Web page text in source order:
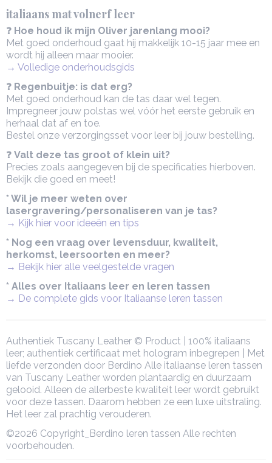
italiaans mat volnerf leer
❓ Hoe houd ik mijn Oliver jarenlang mooi?
Met goed onderhoud gaat hij makkelijk 10-15 jaar mee en
wordt hij alleen maar mooier.
→ Volledige onderhoudsgids
❓ Regenbuitje: is dat erg?
Met goed onderhoud kan de tas daar wel tegen.
Impregneer jouw polstas wel vóór het eerste gebruik en
herhaal dat af en toe.
Bestel onze verzorgingsset voor leer bij jouw bestelling.
❓ Valt deze tas groot of klein uit?
Precies zoals aangegeven bij de specificaties hierboven.
Bekijk die goed en meet!
* Wil je meer weten over
lasergravering/personaliseren van je tas?
→ Kijk hier voor ideeën en tips
* Nog een vraag over levensduur, kwaliteit,
herkomst, leersoorten en meer?
→ Bekijk hier alle veelgestelde vragen
* Alles over Italiaans leer en leren tassen
→ De complete gids voor Italiaanse leren tassen
Authentiek Tuscany Leather © Product | 100% italiaans
leer; authentiek certificaat met hologram inbegrepen | Met
liefde verzonden door Berdino Alle italiaanse leren tassen
van Tuscany Leather worden plantaardig en duurzaam
gelooid. Alleen de allerbeste kwaliteit leer wordt gebruikt
voor deze tassen. Daarom hebben ze een luxe uitstraling.
Het leer zal prachtig verouderen.
©2026 Copyright_Berdino leren tassen Alle rechten
voorbehouden.